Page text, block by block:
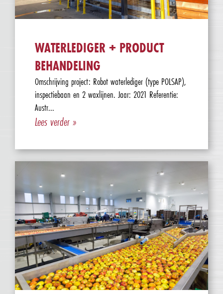
WATERLEDIGER + PRODUCT
BEHANDELING
Omschrijving project: Robot waterlediger (type POLSAP),
inspectiebaan en 2 waxlijnen. Jaar: 2021 Referentie:
Austr...
Lees verder »